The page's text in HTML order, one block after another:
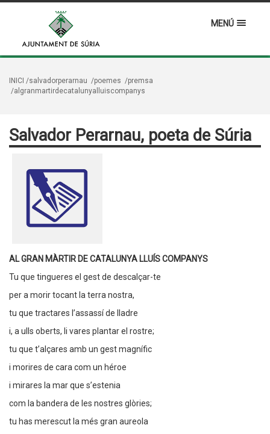
MENÚ
INICI /salvadorperarnau /poemes /premsa
/algranmartirdecatalunyalluiscompanys
Salvador Perarnau, poeta de Súria
AL GRAN MÀRTIR DE CATALUNYA LLUÍS COMPANYS
Tu que tingueres el gest de descalçar-te
per a morir tocant la terra nostra,
tu que tractares l’assassí de lladre
i, a ulls oberts, li vares plantar el rostre;
tu que t’alçares amb un gest magnífic
i morires de cara com un héroe
i mirares la mar que s’estenia
com la bandera de les nostres glòries;
tu has merescut la més gran aureola